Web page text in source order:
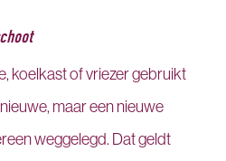
koelkast of vriezer gebruikt
maar een nieuwe
weggelegd. Dat geldt